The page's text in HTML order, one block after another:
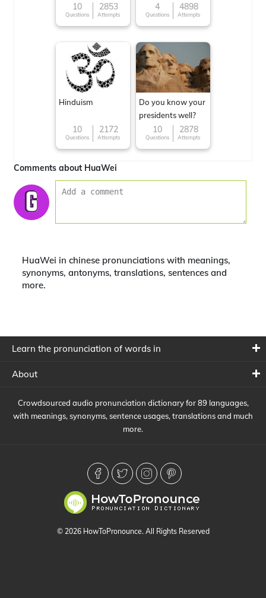
10
Questions
2853
Attempts
4
Questions
4898
Attempts
Hinduism
10
Questions
2172
Attempts
Do you know your
presidents well?
10
Questions
2878
Attempts
Comments about HuaWei
HuaWei in chinese pronunciations with meanings,
synonyms, antonyms, translations, sentences and
more.
Learn the pronunciation of words in
About
Crowdsourced audio pronunciation dictionary for 89 languages,
with meanings, synonyms, sentence usages, translations and much
more.
© 2026 HowToPronounce. All Rights Reserved